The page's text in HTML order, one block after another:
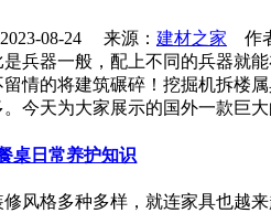
08-24 来源： 建材之家 作
兵器一般，配上不同的兵器就
情的将建筑碾碎！挖掘机拆楼
今天为大家展示的国外一款巨
桌日常养护知识
风格多种多样，就连家具也越